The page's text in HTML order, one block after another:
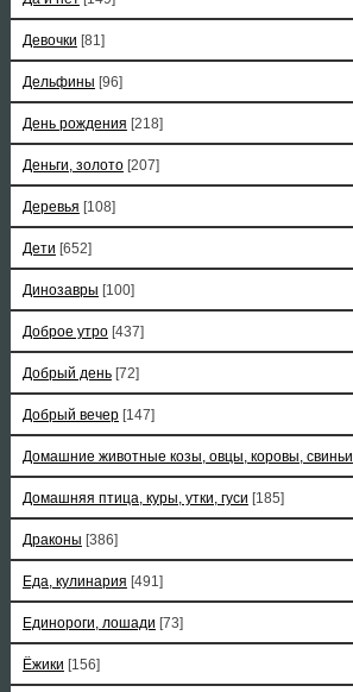
Девочки [81]
Дельфины [96]
День рождения [218]
Деньги, золото [207]
Деревья [108]
Дети [652]
Динозавры [100]
Доброе утро [437]
Добрый день [72]
Добрый вечер [147]
Домашние животные козы, овцы, коровы, свиньи
Домашняя птица, куры, утки, гуси [185]
Драконы [386]
Еда, кулинария [491]
Единороги, лошади [73]
Ёжики [156]